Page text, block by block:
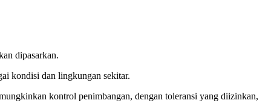
dipasarkan.
kondisi dan lingkungan sekitar.
kontrol penimbangan, dengan toleransi yang diizinkan,